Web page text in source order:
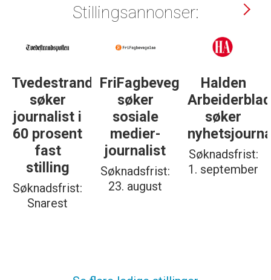
Stillingsannonser:
Tvedestrandsposten
søker
journalist i
60 prosent
fast
stilling
Søknadsfrist:
Snarest
FriFagbevegelse
søker
sosiale
medier-
journalist
Søknadsfrist:
23. august
Halden
Arbeiderblad
søker
Søknadsfrist:
1. september